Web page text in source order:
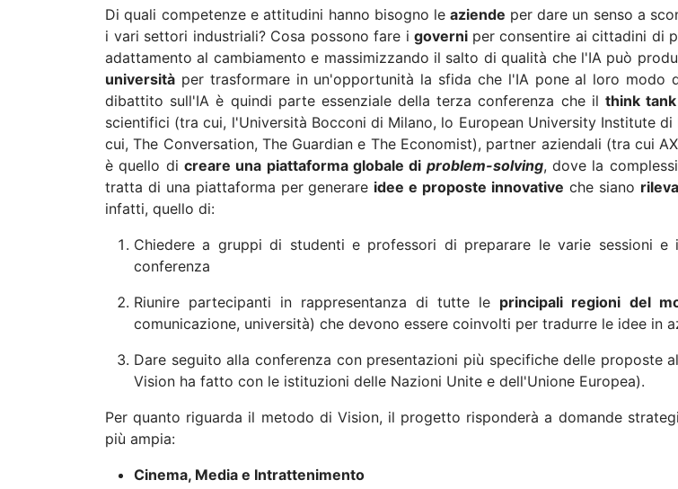
Di quali competenze e attitudini hanno bisogno leaziende per dare un senso a
i vari settori industriali? Cosa possono fare i governi per consentire ai cittadini di
adattamento al cambiamento e massimizzando il salto di qualità che l'IA può
università per trasformare in un'opportunità la sfida che l'IA pone al loro modo
dibattito sull'IA è quindi parte essenziale della terza conferenza che il think
scientifici (tra cui, l'Università Bocconi di Milano, lo European University Institute
cui, The Conversation, The Guardian e The Economist), partner aziendali (tra cui
è quello di creare una piattaforma globale di problem-solving, dove la
tratta di una piattaforma per generare idee e proposte innovative che siano
infatti, quello di:
Chiedere a gruppi di studenti e professori di preparare le varie sessioni e
conferenza
Riunire partecipanti in rappresentanza di tutte le principali regioni del
comunicazione, università) che devono essere coinvolti per tradurre le idee in
Dare seguito alla conferenza con presentazioni più specifiche delle proposte
Vision ha fatto con le istituzioni delle Nazioni Unite e dell'Unione Europea).
Per quanto riguarda il metodo di Vision, il progetto risponderà a domande
più ampia:
Cinema, Media e Intrattenimento